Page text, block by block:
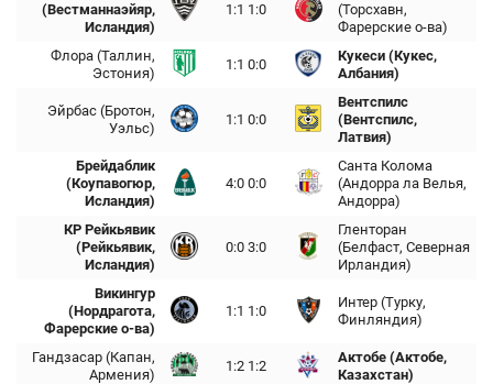
(Вестманнаэйяр,
Исландия)
1:1 1:0
(Торсхавн,
Фарерские о-ва)
Флора (Таллин,
Эстония)
1:1 0:0
Кукеси (Кукес,
Албания)
Эйрбас (Бротон,
Уэльс)
1:1 0:0
Вентспилс
(Вентспилс,
Латвия)
Брейдаблик
(Коупавогюр,
Исландия)
4:0 0:0
Санта Колома
(Андорра ла Велья,
Андорра)
КР Рейкьявик
(Рейкьявик,
Исландия)
0:0 3:0
Гленторан
(Белфаст, Северная
Ирландия)
Викингур
(Нордрагота,
Фарерские о-ва)
1:1 1:0
Интер (Турку,
Финляндия)
Гандзасар (Капан,
Армения)
1:2 1:2
Актобе (Актобе,
Казахстан)